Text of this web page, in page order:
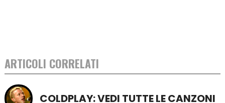
ARTICOLI CORRELATI
COLDPLAY: VEDI TUTTE LE CANZONI